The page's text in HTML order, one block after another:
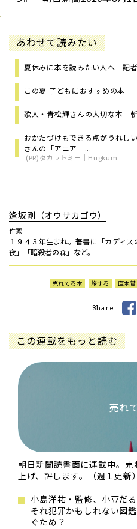
あわせて読みたい
夏休みに本を読みたい人へ 記
この夏 子どもにおすすめの本
歌人・青松輝さんの大切な本
おかたづけもできる点がうれし
さんの「アニア ...
(PR)タカラトミー｜Hugkum
逢坂剛（オウサカゴウ）
作家
１９４３年生まれ。著書に「カディ
夜」「暗殺者の森」など。
売れてる本 旅する 直木賞
Share
この連載をもっと読む
売れ
朝日新聞読書面に連載中。
上げ、評します。（週１更新）
小島洋祐・監修、小豆だ
それ犯罪かもしれない図
ぐため？